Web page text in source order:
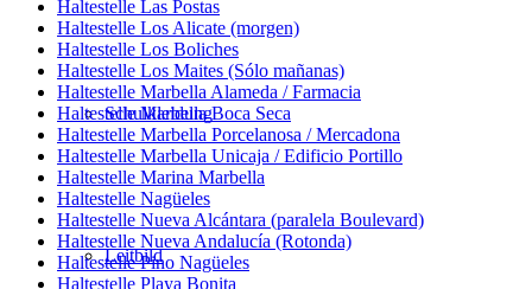
Schulkleidung
Leitbild
Haltestelle Las Postas
Haltestelle Los Alicate (morgen)
Haltestelle Los Boliches
Haltestelle Los Maites (Sólo mañanas)
Haltestelle Marbella Alameda / Farmacia
Haltestelle Marbella Boca Seca
Haltestelle Marbella Porcelanosa / Mercadona
Haltestelle Marbella Unicaja / Edificio Portillo
Haltestelle Marina Marbella
Haltestelle Nagüeles
Haltestelle Nueva Alcántara (paralela Boulevard)
Haltestelle Nueva Andalucía (Rotonda)
Haltestelle Pino Nagüeles
Haltestelle Playa Bonita